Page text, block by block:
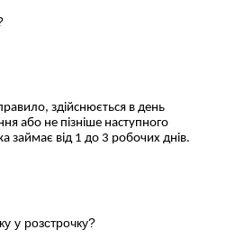
здійснюється в день
або не пізніше наступного
займає від 1 до 3 робочих днів.
у розстрочку?